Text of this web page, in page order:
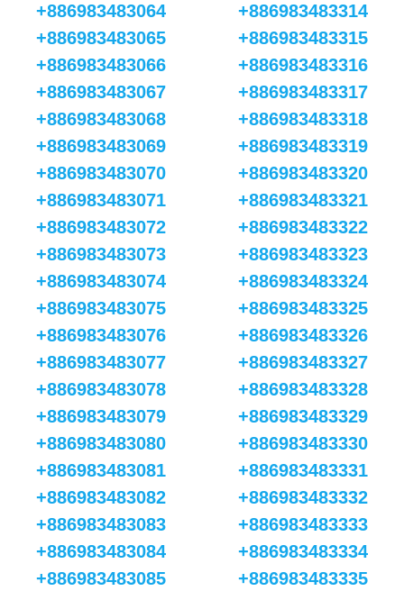
+886983483064
+886983483065
+886983483066
+886983483067
+886983483068
+886983483069
+886983483070
+886983483071
+886983483072
+886983483073
+886983483074
+886983483075
+886983483076
+886983483077
+886983483078
+886983483079
+886983483080
+886983483081
+886983483082
+886983483083
+886983483084
+886983483085
+886983483314
+886983483315
+886983483316
+886983483317
+886983483318
+886983483319
+886983483320
+886983483321
+886983483322
+886983483323
+886983483324
+886983483325
+886983483326
+886983483327
+886983483328
+886983483329
+886983483330
+886983483331
+886983483332
+886983483333
+886983483334
+886983483335